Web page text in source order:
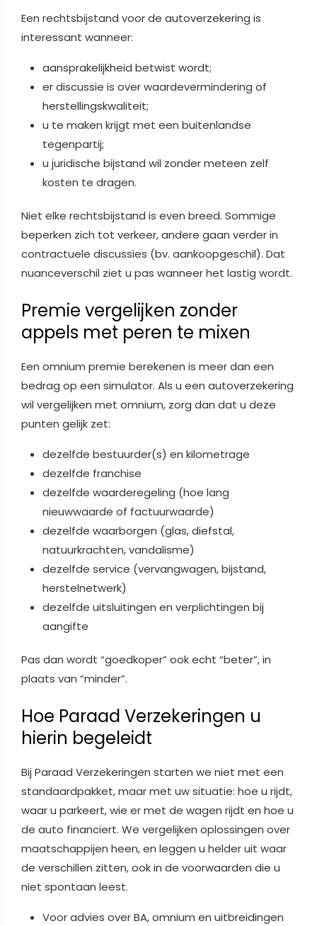
Een rechtsbijstand voor de autoverzekering is
interessant wanneer:
aansprakelijkheid betwist wordt;
er discussie is over waardevermindering of
herstellingskwaliteit;
u te maken krijgt met een buitenlandse
tegenpartij;
u juridische bijstand wil zonder meteen zelf
kosten te dragen.
Niet elke rechtsbijstand is even breed. Sommige
beperken zich tot verkeer, andere gaan verder in
contractuele discussies (bv. aankoopgeschil). Dat
nuanceverschil ziet u pas wanneer het lastig wordt.
Premie vergelijken zonder
appels met peren te mixen
Een omnium premie berekenen is meer dan een
bedrag op een simulator. Als u een autoverzekering
wil vergelijken met omnium, zorg dan dat u deze
punten gelijk zet:
dezelfde bestuurder(s) en kilometrage
dezelfde franchise
dezelfde waarderegeling (hoe lang
nieuwwaarde of factuurwaarde)
dezelfde waarborgen (glas, diefstal,
natuurkrachten, vandalisme)
dezelfde service (vervangwagen, bijstand,
herstelnetwerk)
dezelfde uitsluitingen en verplichtingen bij
aangifte
Pas dan wordt “goedkoper” ook echt “beter”, in
plaats van “minder”.
Hoe Paraad Verzekeringen u
hierin begeleidt
Bij Paraad Verzekeringen starten we niet met een
standaardpakket, maar met uw situatie: hoe u rijdt,
waar u parkeert, wie er met de wagen rijdt en hoe u
de auto financiert. We vergelijken oplossingen over
maatschappijen heen, en leggen u helder uit waar
de verschillen zitten, ook in de voorwaarden die u
niet spontaan leest.
Voor advies over BA, omnium en uitbreidingen